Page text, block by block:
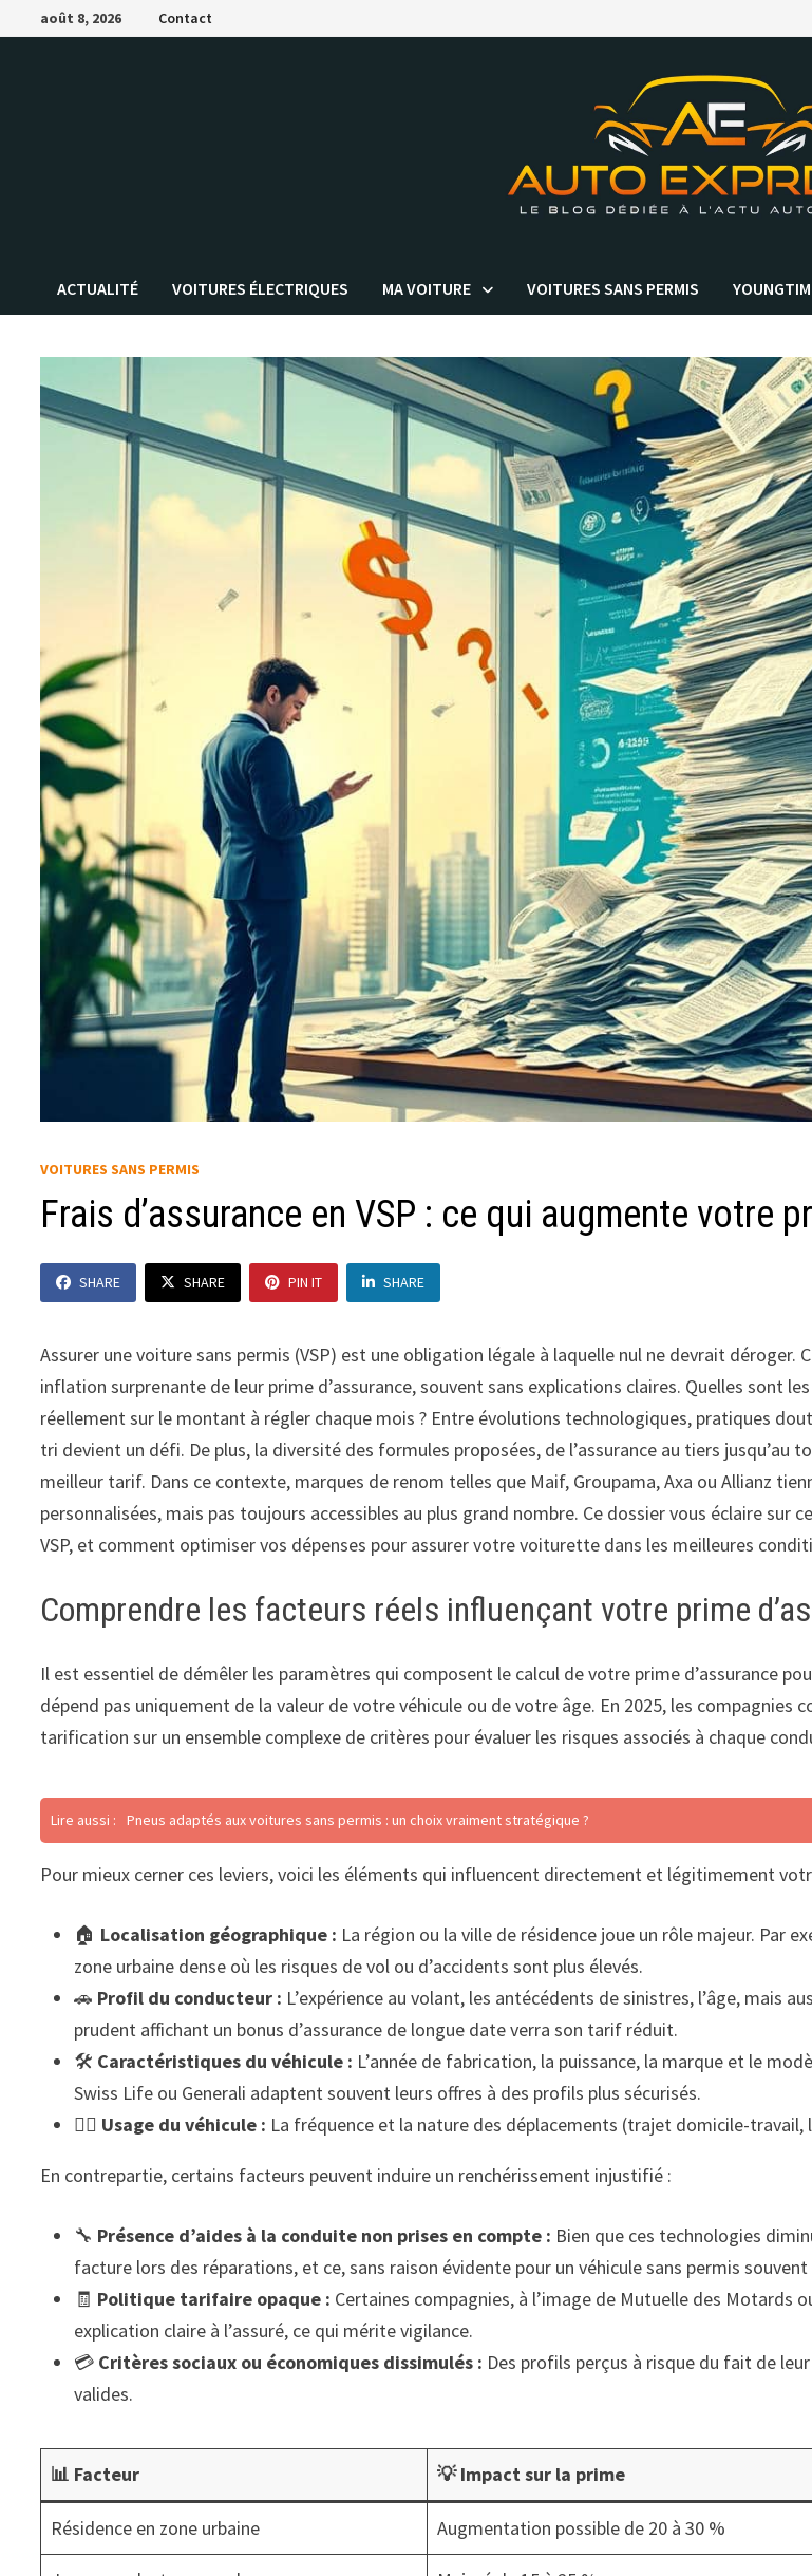
Passer
au
août 8, 2026 Contact
ACTUALITÉ VOITURES ÉLECTRIQUES MA VOITURE VOITURES SANS PERMIS
VOITURES SANS PERMIS
Frais d’assurance en VSP : ce qui augmente votre
SHARE SHARE PIN IT SHARE
Assurer une voiture sans permis (VSP) est une obligation légale à laquelle nul ne devrait
inflation surprenante de leur prime d’assurance, souvent sans explications claires. Quelles sont
réellement sur le montant à régler chaque mois ? Entre évolutions technologiques, pratiques
tri devient un défi. De plus, la diversité des formules proposées, de l’assurance au tiers
meilleur tarif. Dans ce contexte, marques de renom telles que Maif, Groupama, Axa ou Allianz
personnalisées, mais pas toujours accessibles au plus grand nombre. Ce dossier vous éclaire
VSP, et comment optimiser vos dépenses pour assurer votre voiturette dans les meilleures
Comprendre les facteurs réels influençant votre prime
Il est essentiel de démêler les paramètres qui composent le calcul de votre prime d’assurance
dépend pas uniquement de la valeur de votre véhicule ou de votre âge. En 2025, les compagnies
tarification sur un ensemble complexe de critères pour évaluer les risques associés à chaque
Lire aussi : Pneus adaptés aux voitures sans permis : un choix vraiment stratégique ?
Pour mieux cerner ces leviers, voici les éléments qui influencent directement et légitimement
🏠 Localisation géographique : La région ou la ville de résidence joue un rôle majeur. Par
zone urbaine dense où les risques de vol ou d’accidents sont plus élevés.
🚗 Profil du conducteur : L’expérience au volant, les antécédents de sinistres, l’âge, mais
prudent affichant un bonus d’assurance de longue date verra son tarif réduit.
🛠️ Caractéristiques du véhicule : L’année de fabrication, la puissance, la marque et le
Swiss Life ou Generali adaptent souvent leurs offres à des profils plus sécurisés.
👮‍♂️ Usage du véhicule : La fréquence et la nature des déplacements (trajet domicile-
En contrepartie, certains facteurs peuvent induire un renchérissement injustifié :
🔧 Présence d’aides à la conduite non prises en compte : Bien que ces technologies
facture lors des réparations, et ce, sans raison évidente pour un véhicule sans permis souvent
🧾 Politique tarifaire opaque : Certaines compagnies, à l’image de Mutuelle des Motards
explication claire à l’assuré, ce qui mérite vigilance.
💳 Critères sociaux ou économiques dissimulés : Des profils perçus à risque du fait de
valides.
📊 Facteur 💡 Impact sur la prime
Résidence en zone urbaine Augmentation possible de 20 à 30 %